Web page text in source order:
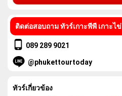
ติดต่อสอบถาม ทัวร์เกาะพีพี เกาะไข่
089 289 9021
@phukettourtoday
ทัวร์เกี่ยวข้อง